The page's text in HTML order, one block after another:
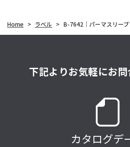
Home > ラベル > B-7642｜パーマスリー
下記よりお気軽にお
カタログデ